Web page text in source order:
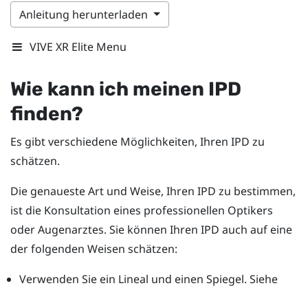
Anleitung herunterladen
VIVE XR Elite Menu
Wie kann ich meinen IPD
finden?
Es gibt verschiedene Möglichkeiten, Ihren IPD zu
schätzen.
Die genaueste Art und Weise, Ihren IPD zu bestimmen,
ist die Konsultation eines professionellen Optikers
oder Augenarztes. Sie können Ihren IPD auch auf eine
der folgenden Weisen schätzen:
Verwenden Sie ein Lineal und einen Spiegel. Siehe